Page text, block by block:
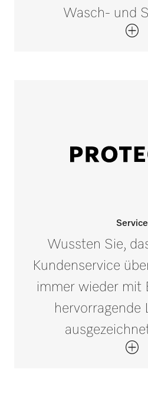
Wasch- und
Service
Wussten Sie,
Kundenservice
immer wieder mit
hervorragende